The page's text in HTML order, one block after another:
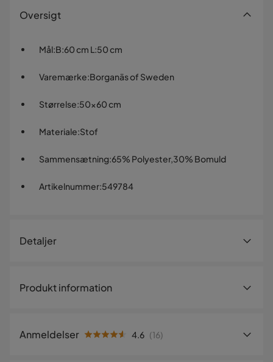
Oversigt
Mål:B:60 cm L:50 cm
Varemærke:Borganäs of Sweden
Størrelse:50x60 cm
Materiale:Stof
Sammensætning:65% Polyester,30% Bomuld
Artikelnummer:549784
Detaljer
Størrelse
Produkt information
Anmeldelser 4.6 (16)